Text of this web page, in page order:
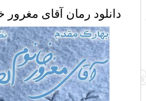
دانلود رمان آقای مغرور